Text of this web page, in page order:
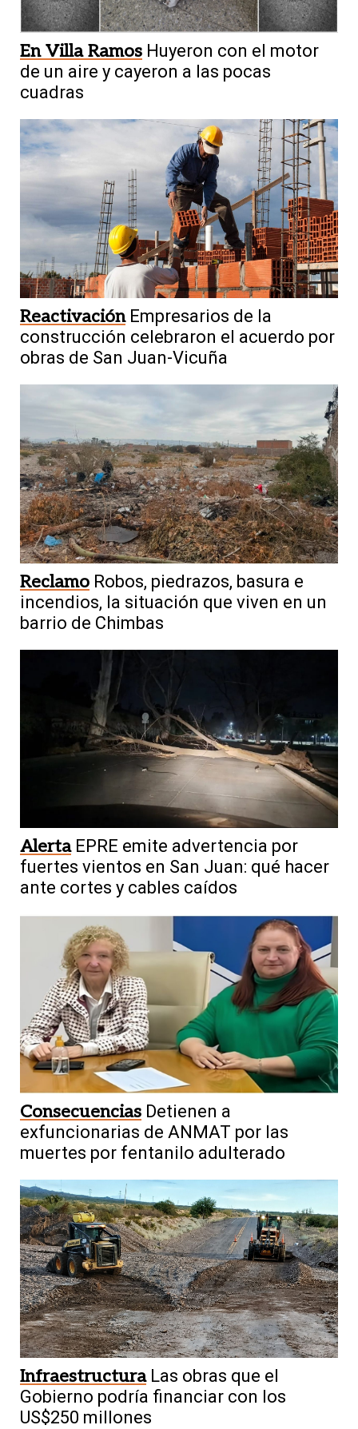
En Villa Ramos Huyeron con el motor
de un aire y cayeron a las pocas
cuadras
Reactivación Empresarios de la
construcción celebraron el acuerdo por
obras de San Juan-Vicuña
Reclamo Robos, piedrazos, basura e
incendios, la situación que viven en un
barrio de Chimbas
Alerta EPRE emite advertencia por
fuertes vientos en San Juan: qué hacer
ante cortes y cables caídos
Consecuencias Detienen a
exfuncionarias de ANMAT por las
muertes por fentanilo adulterado
Infraestructura Las obras que el
Gobierno podría financiar con los
US$250 millones